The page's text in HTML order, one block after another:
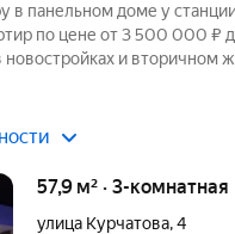
в панельном доме у
по цене от 3 500 000
новостройках и вторичном
57,9 м² · 3-
улица Курчатова,4